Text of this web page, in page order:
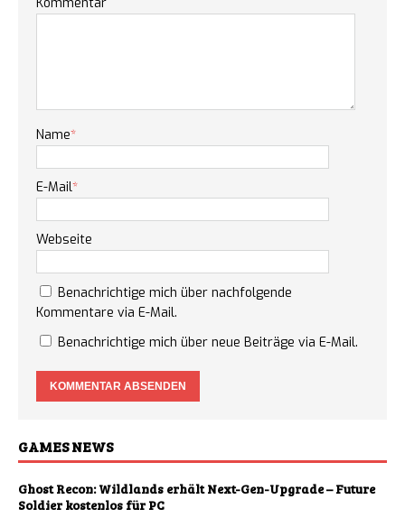
Name*
E-Mail*
Webseite
Benachrichtige mich über nachfolgende
Kommentare via E-Mail.
Benachrichtige mich über neue Beiträge via E-Mail.
GAMES NEWS
Ghost Recon: Wildlands erhält Next-Gen-Upgrade – Future
Soldier kostenlos für PC